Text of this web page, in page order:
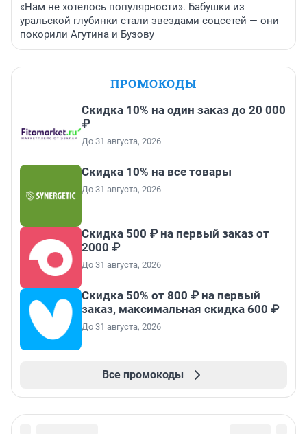
«Нам не хотелось популярности». Бабушки из
уральской глубинки стали звездами соцсетей — они
покорили Агутина и Бузову
ПРОМОКОДЫ
Скидка 10% на один заказ до 20 000
₽
До 31 августа, 2026
Скидка 10% на все товары
До 31 августа, 2026
Скидка 500 ₽ на первый заказ от
2000 ₽
До 31 августа, 2026
Скидка 50% от 800 ₽ на первый
заказ, максимальная скидка 600 ₽
До 31 августа, 2026
Все промокоды